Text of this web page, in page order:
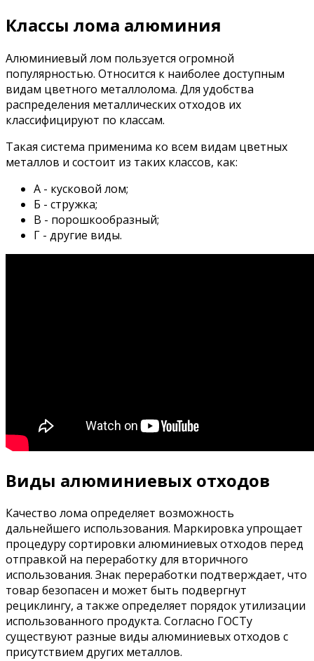
Классы лома алюминия
Алюминиевый лом пользуется огромной
популярностью. Относится к наиболее доступным
видам цветного металлолома. Для удобства
распределения металлических отходов их
классифицируют по классам.
Такая система применима ко всем видам цветных
металлов и состоит из таких классов, как:
А - кусковой лом;
Б - стружка;
В - порошкообразный;
Г - другие виды.
Виды алюминиевых отходов
Качество лома определяет возможность
дальнейшего использования. Маркировка упрощает
процедуру сортировки алюминиевых отходов перед
отправкой на переработку для вторичного
использования. Знак переработки подтверждает, что
товар безопасен и может быть подвергнут
рециклингу, а также определяет порядок утилизации
использованного продукта. Согласно ГОСТу
существуют разные виды алюминиевых отходов с
присутствием других металлов.